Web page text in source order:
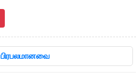
பிரபலமானவை